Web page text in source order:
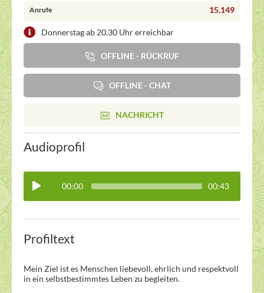
Anrufe 15.149
Donnerstag ab 20.30 Uhr erreichbar
OFFLINE - RÜCKRUF
OFFLINE - CHAT
NACHRICHT
Audioprofil
00:00 00:43
Profiltext
Mein Ziel ist es Menschen liebevoll, ehrlich und respektvoll
in ein selbstbestimmtes Leben zu begleiten.